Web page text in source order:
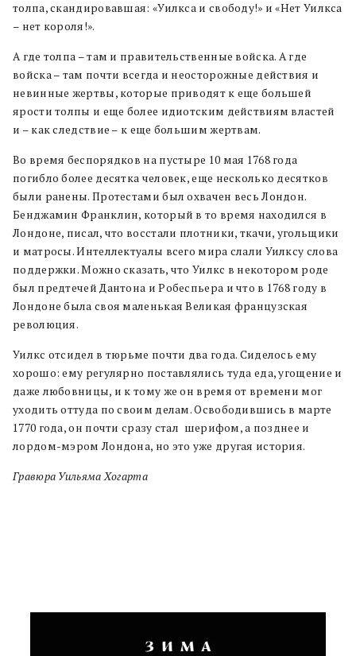
толпа, скандировавшая: «Уилкса и свободу!» и «Нет Уилкса
– нет короля!».
А где толпа – там и правительственные войска. А где
войска – там почти всегда и неосторожные действия и
невинные жертвы, которые приводят к еще большей
ярости толпы и еще более идиотским действиям властей
и – как следствие – к еще большим жертвам.
Во время беспорядков на пустыре 10 мая 1768 года
погибло более десятка человек, еще несколько десятков
были ранены. Протестами был охвачен весь Лондон.
Бенджамин Франклин, который в то время находился в
Лондоне, писал, что восстали плотники, ткачи, угольщики
и матросы. Интеллектуалы всего мира слали Уилксу слова
поддержки. Можно сказать, что Уилкс в некотором роде
был предтечей Дантона и Робеспьера и что в 1768 году в
Лондоне была своя маленькая Великая французская
революция.
Уилкс отсидел в тюрьме почти два года. Сиделось ему
хорошо: ему регулярно поставлялись туда еда, угощение и
даже любовницы, и к тому же он время от времени мог
уходить оттуда по своим делам. Освободившись в марте
1770 года, он почти сразу стал шерифом, а позднее и
лордом-мэром Лондона, но это уже другая история.
Гравюра Уильяма Хогарта